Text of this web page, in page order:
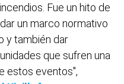
Fue un hito de
un marco normativo
y también dar
que sufren una
estos eventos",